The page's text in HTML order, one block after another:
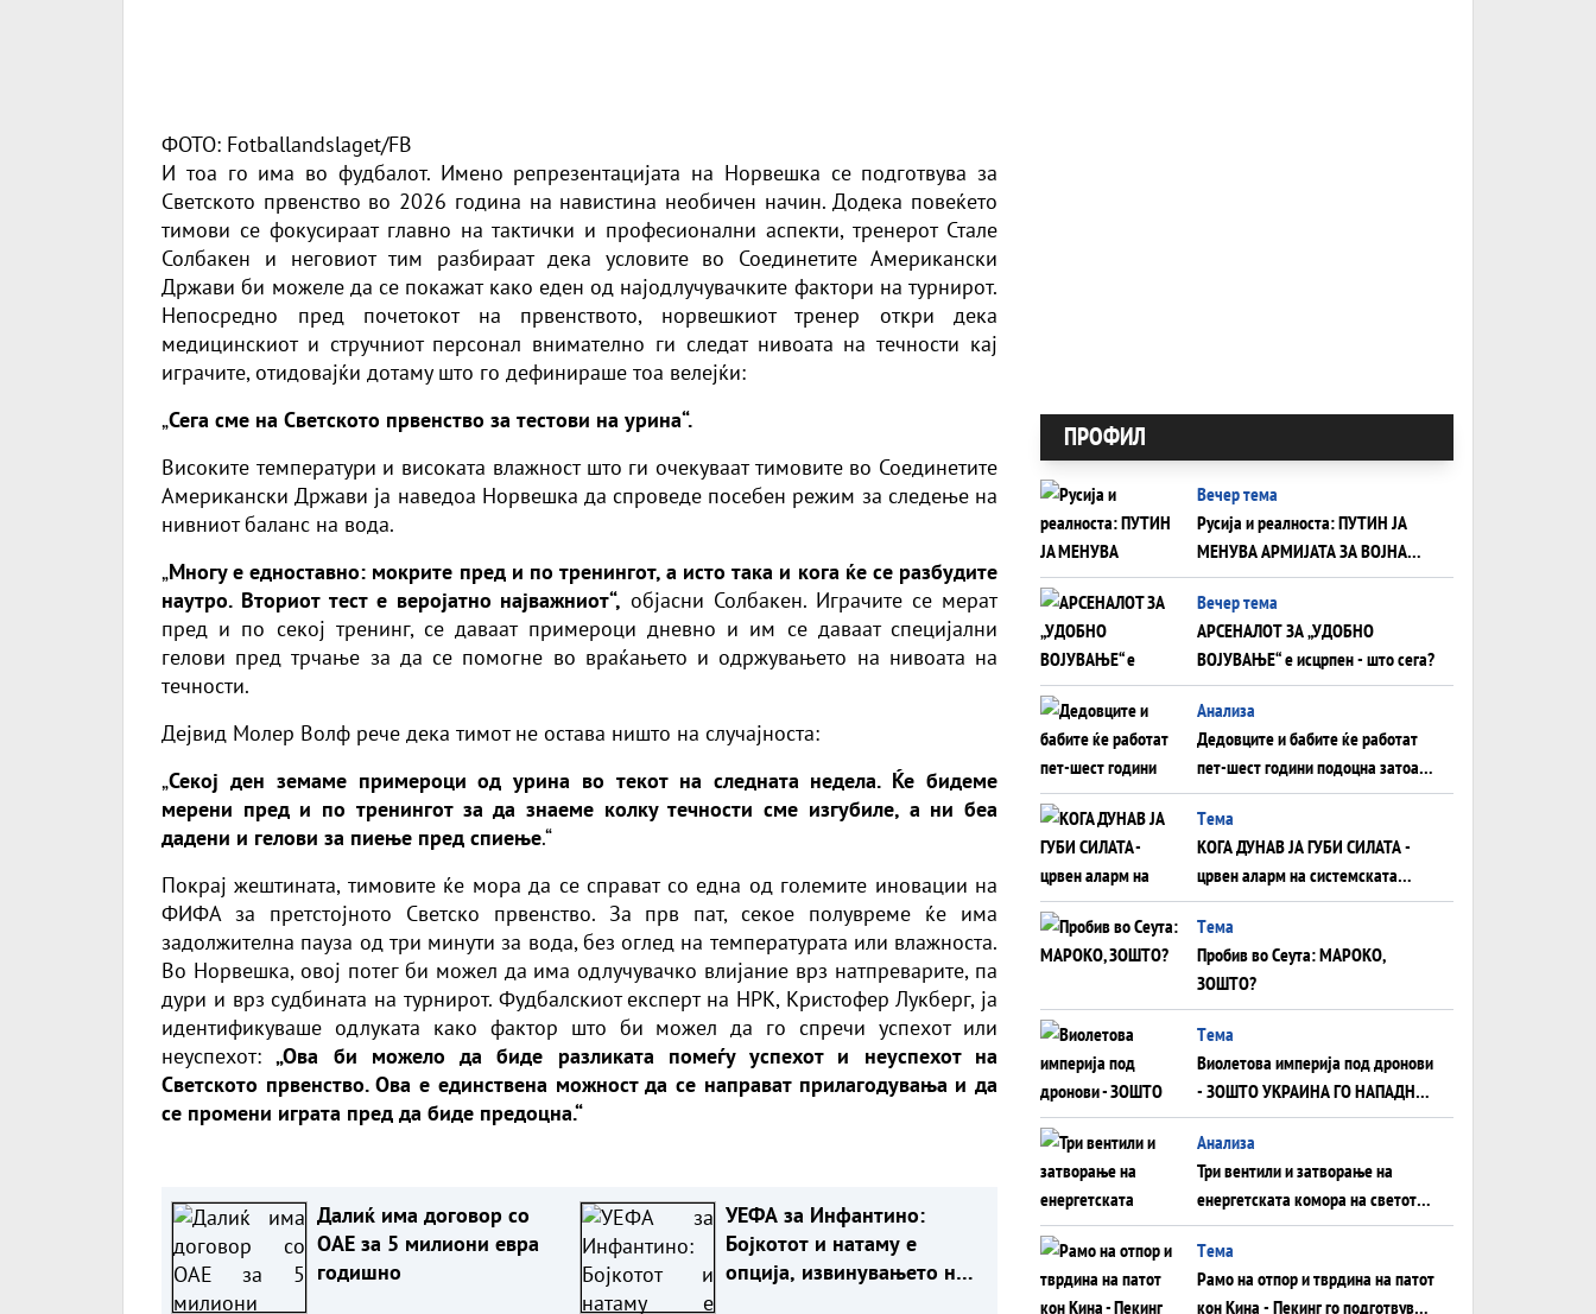
ФОТО: Fotballandslaget/FB
И тоа го има во фудбалот. Имено репрезентацијата на Норвешка се подготвува за
Светското првенство во 2026 година на навистина необичен начин. Додека повеќето
тимови се фокусираат главно на тактички и професионални аспекти, тренерот Стале
Солбакен и неговиот тим разбираат дека условите во Соединетите Американски
Држави би можеле да се покажат како еден од најодлучувачките фактори на турнирот.
Непосредно пред почетокот на првенството, норвешкиот тренер откри дека
медицинскиот и стручниот персонал внимателно ги следат нивоата на течности кај
играчите, отидовајќи дотаму што го дефинираше тоа велејќи:
„Сега сме на Светското првенство за тестови на урина“.
Високите температури и високата влажност што ги очекуваат тимовите во Соединетите
Американски Држави ја наведоа Норвешка да спроведе посебен режим за следење на
нивниот баланс на вода.
„Многу е едноставно: мокрите пред и по тренингот, а исто така и кога ќе се разбудите
наутро. Вториот тест е веројатно најважниот“, објасни Солбакен. Играчите се мерат
пред и по секој тренинг, се даваат примероци дневно и им се даваат специјални
гелови пред трчање за да се помогне во враќањето и одржувањето на нивоата на
течности.
Дејвид Молер Волф рече дека тимот не остава ништо на случајноста:
„Секој ден земаме примероци од урина во текот на следната недела. Ќе бидеме
мерени пред и по тренингот за да знаеме колку течности сме изгубиле, а ни беа
дадени и гелови за пиење пред спиење.“
Покрај жештината, тимовите ќе мора да се справат со една од големите иновации на
ФИФА за претстојното Светско првенство. За прв пат, секое полувреме ќе има
задолжителна пауза од три минути за вода, без оглед на температурата или влажноста.
Во Норвешка, овој потег би можел да има одлучувачко влијание врз натпреварите, па
дури и врз судбината на турнирот. Фудбалскиот експерт на НРК, Кристофер Лукберг, ја
идентификуваше одлуката како фактор што би можел да го спречи успехот или
неуспехот:„Ова би можело да биде разликата помеѓу успехот и неуспехот на
Светското првенство. Ова е единствена можност да се направат прилагодувања и да
се промени играта пред да биде предоцна.“
Далиќ има договор со
ОАЕ за 5 милиони евра
годишно
УЕФА за Инфантино:
Бојкотот и натаму е
опција, извинувањето не
ПРОФИЛ
Вечер тема
Русија и реалноста: ПУТИН ЈА
МЕНУВА АРМИЈАТА ЗА ВОЈНА
ШТО ОСТАНУВА БЕЗ ФРОНТ
Вечер тема
АРСЕНАЛОТ ЗА „УДОБНО
ВОЈУВАЊЕ“ е исцрпен - што сега?
Анализа
Дедовците и бабите ќе работат
пет-шест години подоцна затоа
што НЕМААТ ВНУЦИ ДА ГИ
ЗАМЕНАТ
Tема
КОГА ДУНАВ ЈА ГУБИ СИЛАТА -
црвен аларм на системската
плоча од јужна Германија до
Црното Море...
Tема
Пробив во Сеута: МАРОКО,
ЗОШТО?
Tема
Виолетова империја под дронови
- ЗОШТО УКРАИНА ГО НАПАДНА
РУСКИОТ WILDBERRIES
Aнализа
Три вентили и затворање на
енергетската комора на светот:
Нападот во Суец најавува
глобален енергетски инфаркт?
Tема
Рамо на отпор и тврдина на патот
кон Кина - Пекинг го подготвува